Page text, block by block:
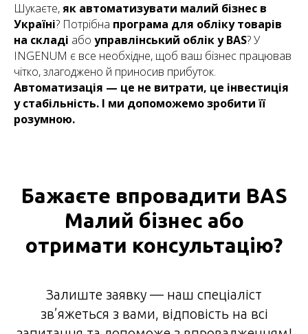
Шукаєте,як автоматизувати малий бізнес в
Україні? Потрібна програма для обліку товарів
на складі або управлінський облік у BAS? У
INGENUM є все необхідне, щоб ваш бізнес працював
чітко, злагоджено й приносив прибуток.
Автоматизація — це не витрати, це інвестиція
у стабільність. І ми допоможемо зробити її
розумною.
Бажаєте впровадити BAS
Малий бізнес або
отримати консультацію?
Залиште заявку — наш спеціаліст
зв’яжеться з вами, відповість на всі